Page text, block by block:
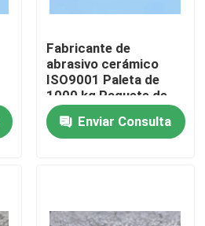
Fabricante de
abrasivo cerámico
ISO9001 Paleta de
1000 kg Paquete de
tambor de 25 kg
Arena de voladura de
cerámica de 125-250
Enviar Consulta